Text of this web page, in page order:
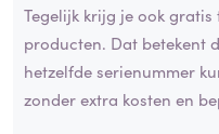
Tegelijk krijg je ook
producten. Dat betekent
hetzelfde serienummer
zonder extra kosten en